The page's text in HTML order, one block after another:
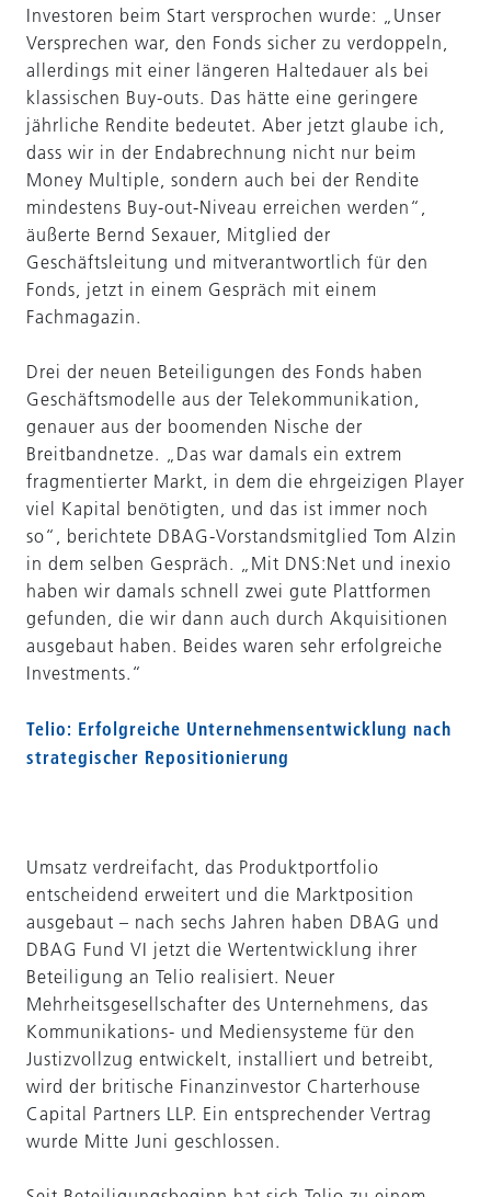
Investoren beim Start versprochen wurde: „Unser
Versprechen war, den Fonds sicher zu verdoppeln,
allerdings mit einer längeren Haltedauer als bei
klassischen Buy-outs. Das hätte eine geringere
jährliche Rendite bedeutet. Aber jetzt glaube ich,
dass wir in der Endabrechnung nicht nur beim
Money Multiple, sondern auch bei der Rendite
mindestens Buy-out-Niveau erreichen werden“,
äußerte Bernd Sexauer, Mitglied der
Geschäftsleitung und mitverantwortlich für den
Fonds, jetzt in einem Gespräch mit einem
Fachmagazin.
Drei der neuen Beteiligungen des Fonds haben
Geschäftsmodelle aus der Telekommunikation,
genauer aus der boomenden Nische der
Breitbandnetze. „Das war damals ein extrem
fragmentierter Markt, in dem die ehrgeizigen Player
viel Kapital benötigten, und das ist immer noch
so“, berichtete DBAG-Vorstandsmitglied Tom Alzin
in dem selben Gespräch. „Mit DNS:Net und inexio
haben wir damals schnell zwei gute Plattformen
gefunden, die wir dann auch durch Akquisitionen
ausgebaut haben. Beides waren sehr erfolgreiche
Investments.“
Telio: Erfolgreiche Unternehmensentwicklung nach
strategischer Repositionierung
Umsatz verdreifacht, das Produktportfolio
entscheidend erweitert und die Marktposition
ausgebaut – nach sechs Jahren haben DBAG und
DBAG Fund VI jetzt die Wertentwicklung ihrer
Beteiligung an Telio realisiert. Neuer
Mehrheitsgesellschafter des Unternehmens, das
Kommunikations- und Mediensysteme für den
Justizvollzug entwickelt, installiert und betreibt,
wird der britische Finanzinvestor Charterhouse
Capital Partners LLP. Ein entsprechender Vertrag
wurde Mitte Juni geschlossen.